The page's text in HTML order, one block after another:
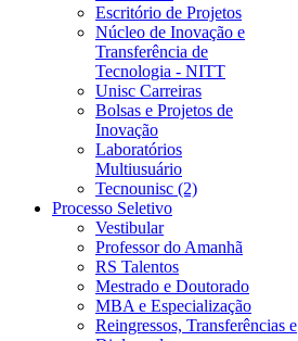
Escritório de Projetos
Núcleo de Inovação e
Transferência de
Tecnologia - NITT
Unisc Carreiras
Bolsas e Projetos de
Inovação
Laboratórios
Multiusuário
Tecnounisc (2)
Processo Seletivo
Vestibular
Professor do Amanhã
RS Talentos
Mestrado e Doutorado
MBA e Especialização
Reingressos, Transferências e